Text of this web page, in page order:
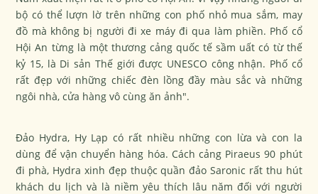
bộ có thể lượn lờ trên những con phố nhỏ mua sắm, may
đồ mà không bị người đi xe máy đi qua làm phiền. Phố cổ
Hội An từng là một thương cảng quốc tế sầm uất có từ thế
kỷ 15, là Di sản Thế giới được UNESCO công nhận. Phố cổ
rất đẹp với những chiếc đèn lồng đầy màu sắc và những
ngôi nhà, cửa hàng vô cùng ăn ảnh".
Đảo Hydra, Hy Lạp có rất nhiều những con lừa và con la
dùng để vận chuyển hàng hóa. Cách cảng Piraeus 90 phút
đi phà, Hydra xinh đẹp thuộc quần đảo Saronic rất thu hút
khách du lịch và là niềm yêu thích lâu năm đối với người